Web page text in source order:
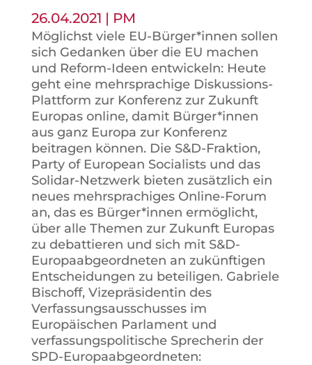
26.04.2021 | PM
Möglichst viele EU-Bürger*innen sollen
sich Gedanken über die EU machen
und Reform-Ideen entwickeln: Heute
geht eine mehrsprachige Diskussions-
Plattform zur Konferenz zur Zukunft
Europas online, damit Bürger*innen
aus ganz Europa zur Konferenz
beitragen können. Die S&D-Fraktion,
Party of European Socialists und das
Solidar-Netzwerk bieten zusätzlich ein
neues mehrsprachiges Online-Forum
an, das es Bürger*innen ermöglicht,
über alle Themen zur Zukunft Europas
zu debattieren und sich mit S&D-
Europaabgeordneten an zukünftigen
Entscheidungen zu beteiligen. Gabriele
Bischoff, Vizepräsidentin des
Verfassungsausschusses im
Europäischen Parlament und
verfassungspolitische Sprecherin der
SPD-Europaabgeordneten: